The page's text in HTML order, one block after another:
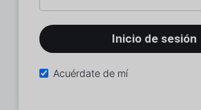
Acuérdate de mí